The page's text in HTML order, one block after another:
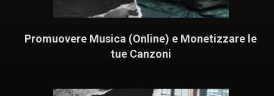
Promuovere Musica (Online) e Monetizzare le
tue Canzoni